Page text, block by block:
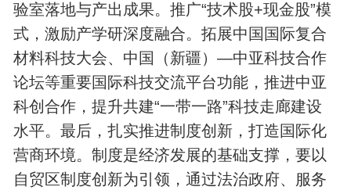
验室落地与产出成果。推广“技术股+现金股”模
式，激励产学研深度融合。拓展中国国际复合
材料科技大会、中国（新疆）—中亚科技合作
论坛等重要国际科技交流平台功能，推进中亚
科创合作，提升共建“一带一路”科技走廊建设
水平。最后，扎实推进制度创新，打造国际化
营商环境。制度是经济发展的基础支撑，要以
自贸区制度创新为引领，通过法治政府、服务